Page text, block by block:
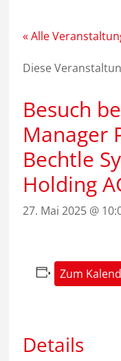
springen
« Alle
Diese
Besuch
Manager
Bechtle
Holding
27. Mai 2025 @
Zum
Details